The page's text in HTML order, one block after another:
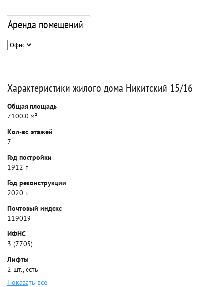
Аренда помещений
Характеристики жилого дома Никитский 15/16
Общая площадь
7100.0 м²
Кол-во этажей
7
Год постройки
1912 г.
Год реконструкции
2020 г.
Почтовый индекс
119019
ИФНС
3 (7703)
Лифты
2 шт., есть
Показать все